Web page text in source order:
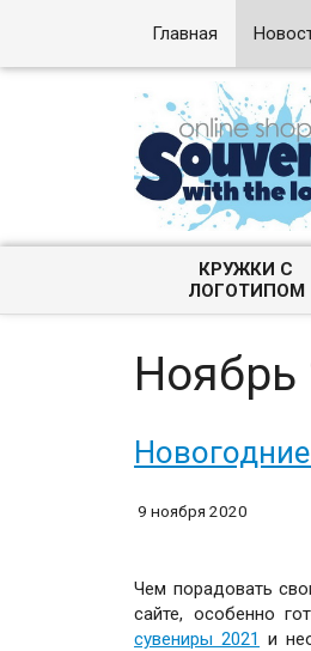
Главная
КРУЖКИ С
ЛОГОТИПОМ
9 ноября 2020
Чем порадовать
сайте, особенно
сувениры 2021 и